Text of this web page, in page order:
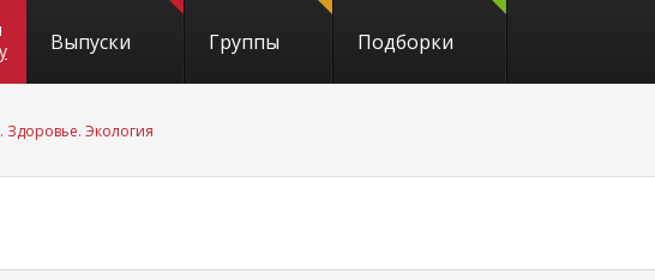
Выпуски Группы Подборки
Здоровье. Экология